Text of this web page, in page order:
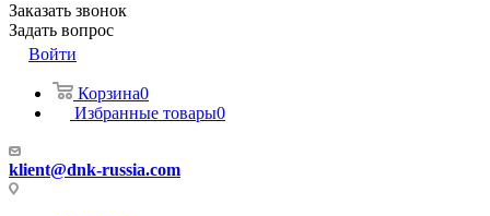
Заказать звонок
Задать вопрос
Войти
Корзина0
Избранные товары0
klient@dnk-russia.com